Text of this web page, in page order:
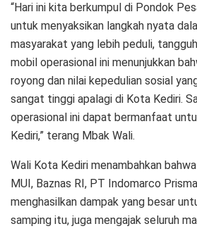
“Hari ini kita berkumpul di Pondok
untuk menyaksikan langkah nyata
masyarakat yang lebih peduli,
mobil operasional ini menunjukkan
royong dan nilai kepedulian sosial
sangat tinggi apalagi di Kota Kediri.
operasional ini dapat bermanfaat
Kediri,” terang Mbak Wali.
Wali Kota Kediri menambahkan
MUI, Baznas RI, PT Indomarco
menghasilkan dampak yang besar
samping itu, juga mengajak seluruh